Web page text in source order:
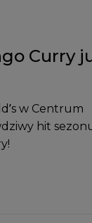
Curry
w Centrum
hit